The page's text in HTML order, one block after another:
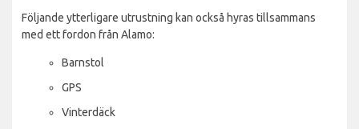
Följande ytterligare utrustning kan också hyras tillsammans
med ett fordon från Alamo:
Barnstol
GPS
Vinterdäck